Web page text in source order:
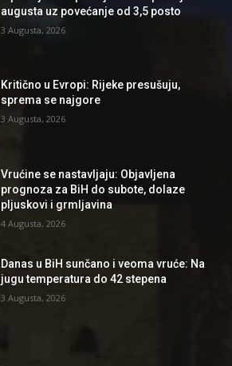
augusta uz povećanje od 3,5 posto
3 Augusta, 2026
Kritično u Evropi: Rijeke presušuju,
sprema se najgore
3 Augusta, 2026
Vrućine se nastavljaju: Objavljena
prognoza za BiH do subote, dolaze
pljuskovi i grmljavina
4 Augusta, 2026
Danas u BiH sunčano i veoma vruće: Na
jugu temperatura do 42 stepena
3 Augusta, 2026